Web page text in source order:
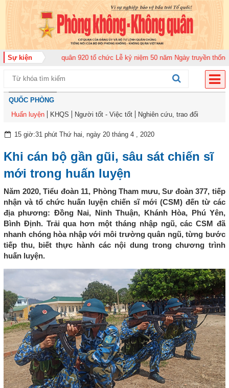
Sự kiện
đoàn Không quân 920 tổ chức Lễ kỷ niệm 50 năm Ngày truyền thống (12-
QUỐC PHÒNG
Huấn luyện
KHQS Người tốt - Việc tốt Nghiên cứu, trao đổi
15 giờ:31 phút Thứ hai, ngày 20 tháng 4 , 2020
Khi cán bộ gần gũi, sâu sát chiến sĩ
mới trong huấn luyện
Năm 2020, Tiểu đoàn 11, Phòng Tham mưu, Sư đoàn 377, tiếp
nhận và tổ chức huấn luyện chiến sĩ mới (CSM) đến từ các
địa phương: Đồng Nai, Ninh Thuận, Khánh Hòa, Phú Yên,
Bình Định. Trải qua hơn một tháng nhập ngũ, các CSM đã
nhanh chóng hòa nhập với môi trường quân ngũ, từng bước
tiếp thu, biết thực hành các nội dung trong chương trình
huấn luyện.